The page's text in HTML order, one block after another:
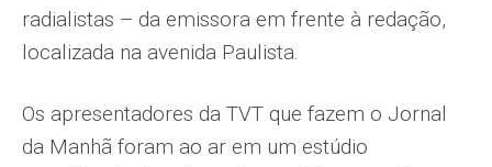
radialistas – da emissora em frente à redação,
localizada na avenida Paulista.
Os apresentadores da TVT que fazem o Jornal
da Manhã foram ao ar em um estúdio